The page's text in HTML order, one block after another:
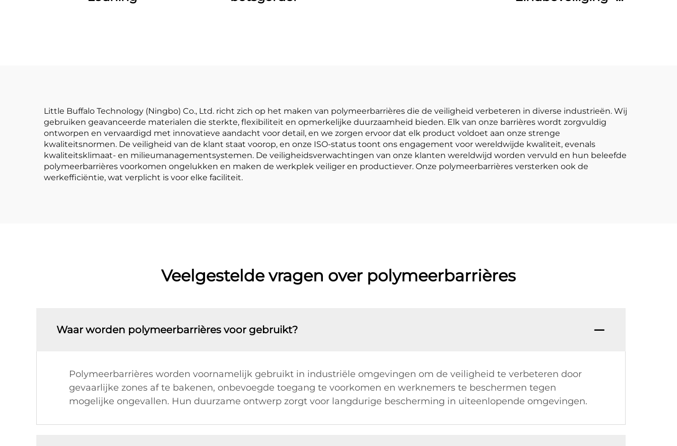
Little Buffalo Technology (Ningbo) Co., Ltd. richt zich op het maken van polymeerbarrières die de veiligheid verbeteren in diverse industrieën. Wij
gebruiken geavanceerde materialen die sterkte, flexibiliteit en opmerkelijke duurzaamheid bieden. Elk van onze barrières wordt zorgvuldig
ontworpen en vervaardigd met innovatieve aandacht voor detail, en we zorgen ervoor dat elk product voldoet aan onze strenge
kwaliteitsnormen. De veiligheid van de klant staat voorop, en onze ISO-status toont ons engagement voor wereldwijde kwaliteit, evenals
kwaliteitsklimaat- en milieumanagementsystemen. De veiligheidsverwachtingen van onze klanten wereldwijd worden vervuld en hun beleefde
polymeerbarrières voorkomen ongelukken en maken de werkplek veiliger en productiever. Onze polymeerbarrières versterken ook de
werkefficiëntie, wat verplicht is voor elke faciliteit.
Veelgestelde vragen over polymeerbarrières
Waar worden polymeerbarrières voor gebruikt?
Polymeerbarrières worden voornamelijk gebruikt in industriële omgevingen om de veiligheid te verbeteren door
gevaarlijke zones af te bakenen, onbevoegde toegang te voorkomen en werknemers te beschermen tegen
mogelijke ongevallen. Hun duurzame ontwerp zorgt voor langdurige bescherming in uiteenlopende omgevingen.